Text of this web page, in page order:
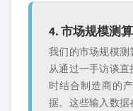
4. 市场规模测算
我们的市场规模测
从通过一手访谈
时结合制造商的
据。这些输入数据